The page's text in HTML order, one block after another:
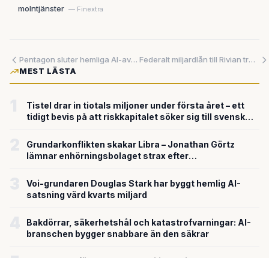
molntjänster — Finextra
Pentagon sluter hemliga AI-avtal med OpenAI, Google och Nvidia – varning för snävt tidsfönster
Federalt miljardlån till Rivian trots Trump-motstånd – Volkswagens folkbil utmanar kinesisk dominans
MEST LÄSTA
Tistel drar in tiotals miljoner under första året – ett
tidigt bevis på att riskkapitalet söker sig till svensk
Grundarkonflikten skakar Libra – Jonathan Görtz
lämnar enhörningsbolaget strax efter
Voi-grundaren Douglas Stark har byggt hemlig AI-
satsning värd kvarts miljard
Bakdörrar, säkerhetshål och katastrofvarningar: AI-
branschen bygger snabbare än den säkrar